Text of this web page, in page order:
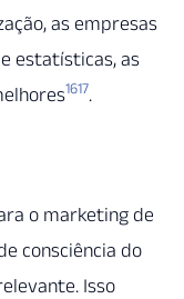
as empresas
estatísticas, as
1617.
o marketing de
consciência do
Isso